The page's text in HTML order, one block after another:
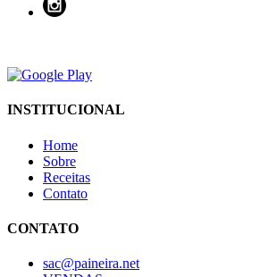
INSTITUCIONAL
Home
Sobre
Receitas
Contato
CONTATO
sac@paineira.net